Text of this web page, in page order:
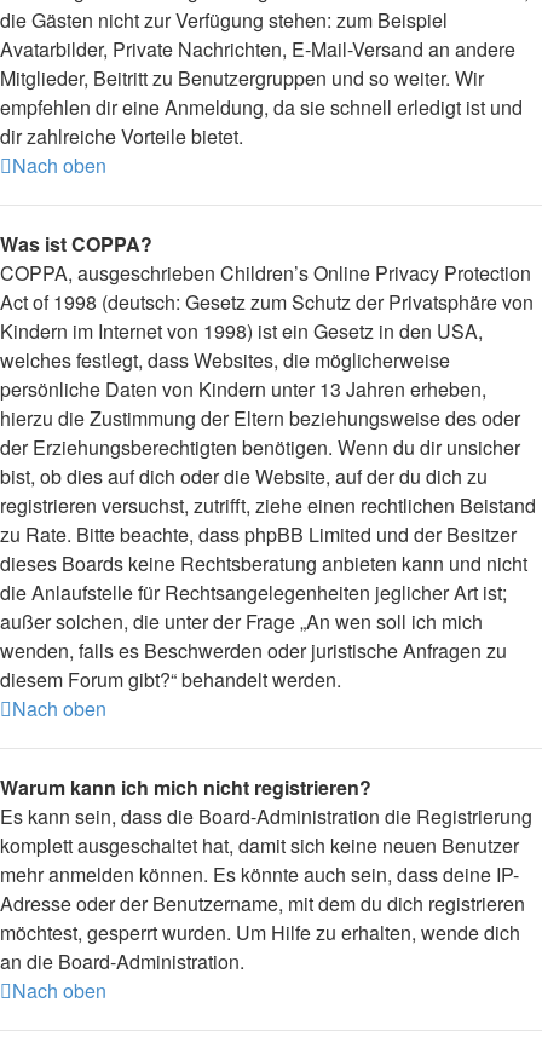
die Gästen nicht zur Verfügung stehen: zum Beispiel
Avatarbilder, Private Nachrichten, E-Mail-Versand an andere
Mitglieder, Beitritt zu Benutzergruppen und so weiter. Wir
empfehlen dir eine Anmeldung, da sie schnell erledigt ist und
dir zahlreiche Vorteile bietet.
Nach oben
Was ist COPPA?
COPPA, ausgeschrieben Children’s Online Privacy Protection
Act of 1998 (deutsch: Gesetz zum Schutz der Privatsphäre von
Kindern im Internet von 1998) ist ein Gesetz in den USA,
welches festlegt, dass Websites, die möglicherweise
persönliche Daten von Kindern unter 13 Jahren erheben,
hierzu die Zustimmung der Eltern beziehungsweise des oder
der Erziehungsberechtigten benötigen. Wenn du dir unsicher
bist, ob dies auf dich oder die Website, auf der du dich zu
registrieren versuchst, zutrifft, ziehe einen rechtlichen Beistand
zu Rate. Bitte beachte, dass phpBB Limited und der Besitzer
dieses Boards keine Rechtsberatung anbieten kann und nicht
die Anlaufstelle für Rechtsangelegenheiten jeglicher Art ist;
außer solchen, die unter der Frage „An wen soll ich mich
wenden, falls es Beschwerden oder juristische Anfragen zu
diesem Forum gibt?“ behandelt werden.
Nach oben
Warum kann ich mich nicht registrieren?
Es kann sein, dass die Board-Administration die Registrierung
komplett ausgeschaltet hat, damit sich keine neuen Benutzer
mehr anmelden können. Es könnte auch sein, dass deine IP-
Adresse oder der Benutzername, mit dem du dich registrieren
möchtest, gesperrt wurden. Um Hilfe zu erhalten, wende dich
an die Board-Administration.
Nach oben